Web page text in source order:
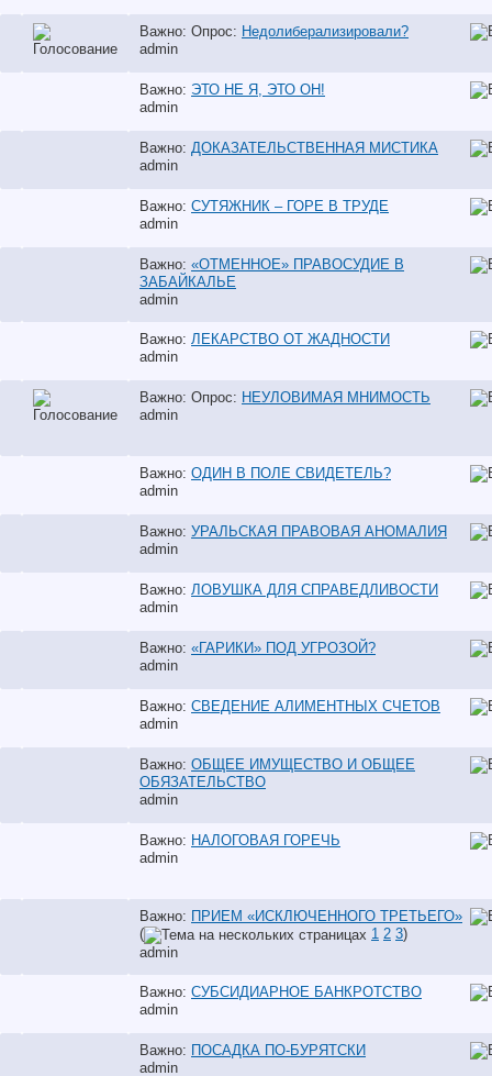
Важно: Опрос: Недолиберализировали?
аdmin
Важно: ЭТО НЕ Я, ЭТО ОН!
аdmin
Важно: ДОКАЗАТЕЛЬСТВЕННАЯ МИСТИКА
аdmin
Важно: СУТЯЖНИК – ГОРЕ В ТРУДЕ
аdmin
Важно: «ОТМЕННОЕ» ПРАВОСУДИЕ В
ЗАБАЙКАЛЬЕ
аdmin
Важно: ЛЕКАРСТВО ОТ ЖАДНОСТИ
аdmin
Важно: Опрос: НЕУЛОВИМАЯ МНИМОСТЬ
аdmin
Важно: ОДИН В ПОЛЕ СВИДЕТЕЛЬ?
аdmin
Важно: УРАЛЬСКАЯ ПРАВОВАЯ АНОМАЛИЯ
аdmin
Важно: ЛОВУШКА ДЛЯ СПРАВЕДЛИВОСТИ
аdmin
Важно: «ГАРИКИ» ПОД УГРОЗОЙ?
аdmin
Важно: СВЕДЕНИЕ АЛИМЕНТНЫХ СЧЕТОВ
аdmin
Важно: ОБЩЕЕ ИМУЩЕСТВО И ОБЩЕЕ
ОБЯЗАТЕЛЬСТВО
аdmin
Важно: НАЛОГОВАЯ ГОРЕЧЬ
аdmin
Важно: ПРИЕМ «ИСКЛЮЧЕННОГО ТРЕТЬЕГО»
(
1 2 3)
аdmin
Важно: СУБСИДИАРНОЕ БАНКРОТСТВО
аdmin
Важно: ПОСАДКА ПО-БУРЯТСКИ
аdmin